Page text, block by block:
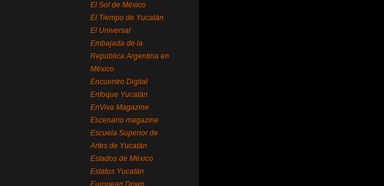
El Sol de México
El Tiempo de Yucatán
El Universal
Embajada de la
República Argentina en
México
Encuentro Digital
Enfoque Yucatán
EnViva Magazine
Escenario magazine
Escuela Superior de
Artes de Yucatán
Estados de México
Estatus Yucatán
European Down